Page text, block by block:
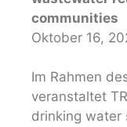
communities
Oktober 16,
Im Rahmen
veranstaltet
drinking water